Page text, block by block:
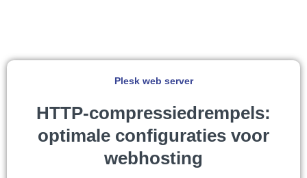
Plesk web server
HTTP-compressiedrempels:
optimale configuraties voor
webhosting